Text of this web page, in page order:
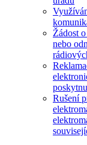
Žádost
nebo
Rušení